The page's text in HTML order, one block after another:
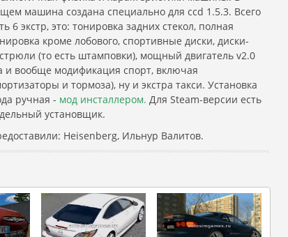
машина создана специально для ccd 1.5.3. Всего
6 экстр, это: тонировка задних стекол, полная
кроме лобового, спортивные диски, диски-
(то есть штамповки), мощный двигатель v2.0
и вообще модификация спорт, включая
и тормоза), ну и экстра такси. Установка
ручная - мод инсталлером. Для Steam-версии есть
установщик.
Heisenberg, Ильнур Валитов.